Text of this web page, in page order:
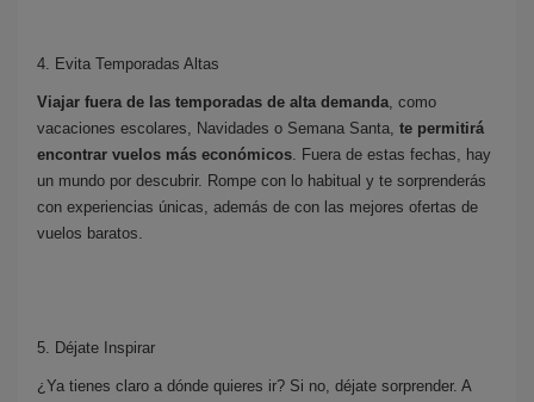
4. Evita Temporadas Altas
Viajar fuera de las temporadas de alta demanda , como
vacaciones escolares, Navidades o Semana Santa, te permitirá
encontrar vuelos más económicos . Fuera de estas fechas, hay
un mundo por descubrir. Rompe con lo habitual y te sorprenderás
con experiencias únicas, además de con las mejores ofertas de
vuelos baratos.
5. Déjate Inspirar
¿Ya tienes claro a dónde quieres ir? Si no, déjate sorprender. A